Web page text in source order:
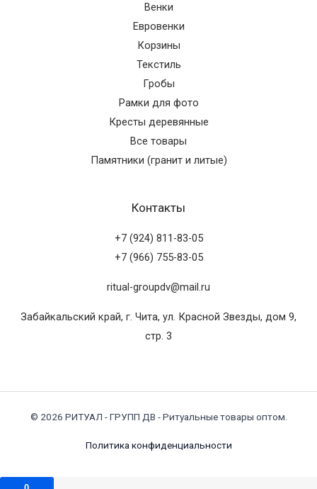
Венки
Евровенки
Корзины
Текстиль
Гробы
Рамки для фото
Кресты деревянные
Все товары
Памятники (гранит и литые)
Контакты
+7 (924) 811-83-05
+7 (966) 755-83-05
ritual-groupdv@mail.ru
Забайкальский край, г. Чита, ул. Красной Звезды, дом 9,
стр. 3
© 2026 РИТУАЛ - ГРУПП ДВ - Ритуальные товары оптом.
Политика конфиденциальности